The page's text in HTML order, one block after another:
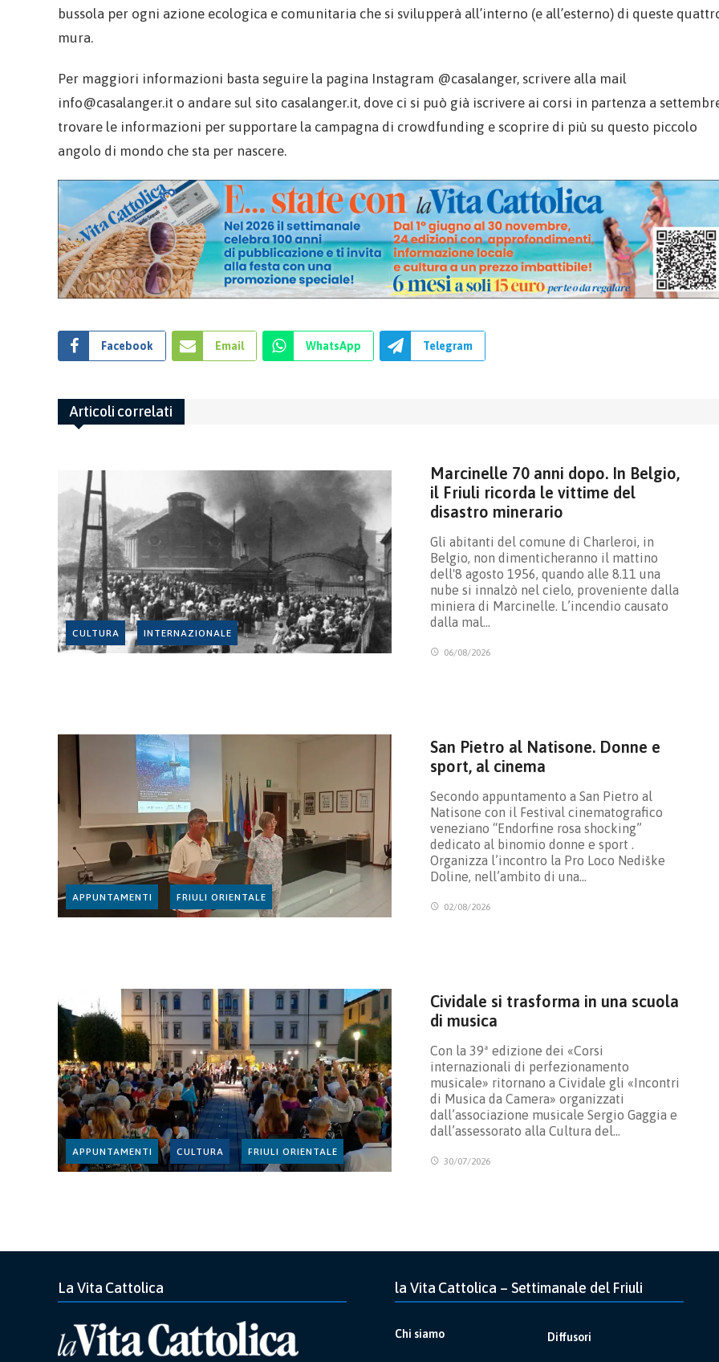
bussola per ogni azione ecologica e comunitaria che si svilupperà all’interno (e all’esterno) di queste
mura.
Per maggiori informazioni basta seguire la pagina Instagram @casalanger, scrivere alla mail
info@casalanger.it o andare sul sito casalanger.it, dove ci si può già iscrivere ai corsi in partenza a
trovare le informazioni per supportare la campagna di crowdfunding e scoprire di più su questo piccolo
angolo di mondo che sta per nascere.
Facebook Email WhatsApp Telegram
Articoli correlati
CULTURA INTERNAZIONALE
Marcinelle 70 anni dopo. In Belgio,
il Friuli ricorda le vittime del
disastro minerario
Gli abitanti del comune di Charleroi, in
Belgio, non dimenticheranno il mattino
dell'8 agosto 1956, quando alle 8.11 una
nube si innalzò nel cielo, proveniente dalla
miniera di Marcinelle. L’incendio causato
dalla mal…
06/08/2026
APPUNTAMENTI FRIULI ORIENTALE
San Pietro al Natisone. Donne e
sport, al cinema
Secondo appuntamento a San Pietro al
Natisone con il Festival cinematografico
veneziano “Endorfine rosa shocking”
dedicato al binomio donne e sport .
Organizza l’incontro la Pro Loco Nediške
Doline, nell’ambito di una…
02/08/2026
APPUNTAMENTI CULTURA FRIULI ORIENTALE
Cividale si trasforma in una scuola
di musica
Con la 39ª edizione dei «Corsi
internazionali di perfezionamento
musicale» ritornano a Cividale gli «Incontri
di Musica da Camera» organizzati
dall’associazione musicale Sergio Gaggia e
dall’assessorato alla Cultura del…
30/07/2026
La Vita Cattolica la Vita Cattolica – Settimanale del Friuli
Chi siamo Diffusori